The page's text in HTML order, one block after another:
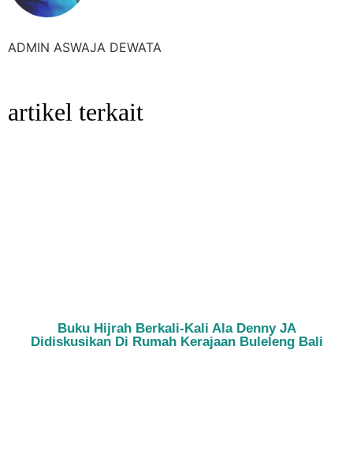
ADMIN ASWAJA DEWATA
artikel terkait
Buku Hijrah Berkali-Kali Ala Denny JA
Didiskusikan Di Rumah Kerajaan Buleleng Bali